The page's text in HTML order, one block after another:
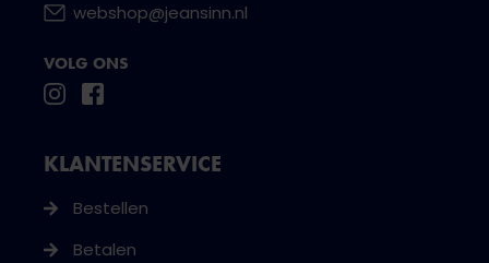
webshop@jeansinn.nl
VOLG ONS
KLANTENSERVICE
Bestellen
Betalen